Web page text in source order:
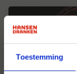
Toestemming